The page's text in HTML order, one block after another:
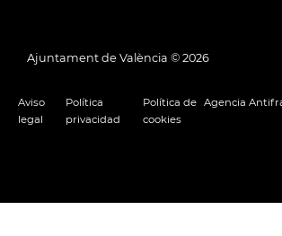
Ajuntament de València © 2026
Aviso
legal
Política
privacidad
Política de
cookies
Agencia